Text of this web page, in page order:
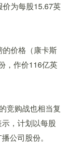
价为每股15.67英
价格（康卡斯
，作价116亿英
竞购战也相当复
，计划以每股
公司股份。